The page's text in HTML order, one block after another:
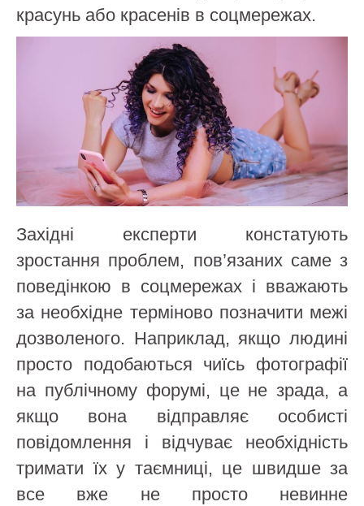
красунь або красенів в соцмережах.
Західні експерти констатують
зростання проблем, пов’язаних саме з
поведінкою в соцмережах і вважають
за необхідне терміново позначити межі
дозволеного. Наприклад, якщо людині
просто подобаються чиїсь фотографії
на публічному форумі, це не зрада, а
якщо вона відправляє особисті
повідомлення і відчуває необхідність
тримати їх у таємниці, це швидше за
все вже не просто невинне